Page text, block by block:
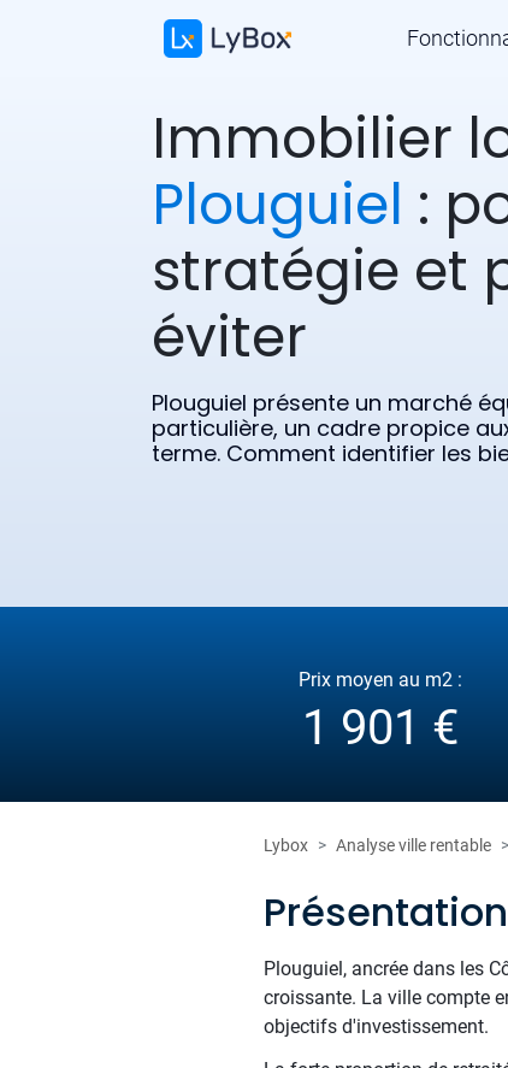
Immobilier
Plouguiel :
stratégie et
éviter
Plouguiel présente un marché
particulière, un cadre propice
terme. Comment identifier les
Prix moyen au m2 :
1 901 €
Lybox Analyse ville rentable
Plouguiel, ancrée dans les
croissante. La ville compte
objectifs d'investissement.